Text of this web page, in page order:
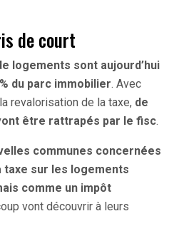
de court
logements sont aujourd’hui
du parc immobilier. Avec
revalorisation de la taxe, de
être rattrapés par le fisc.
communes concernées
taxe sur les logements
comme un impôt
vont découvrir à leurs